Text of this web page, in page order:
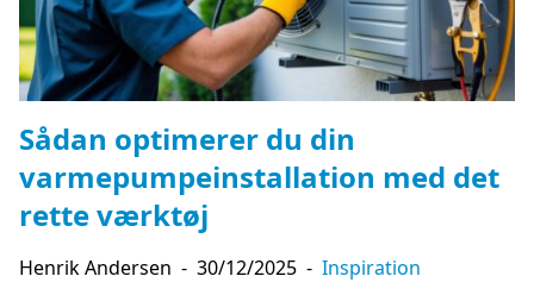
Sådan optimerer du din
varmepumpeinstallation med det
rette værktøj
Henrik Andersen - 30/12/2025 - Inspiration